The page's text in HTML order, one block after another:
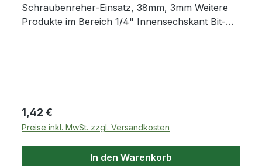
Schraubenreher-Einsatz, 38mm, 3mm Weitere
Produkte im Bereich 1/4" Innensechskant Bit-
Regulärer Preis:
1,42 €
Preise inkl. MwSt. zzgl. Versandkosten
In den Warenkorb